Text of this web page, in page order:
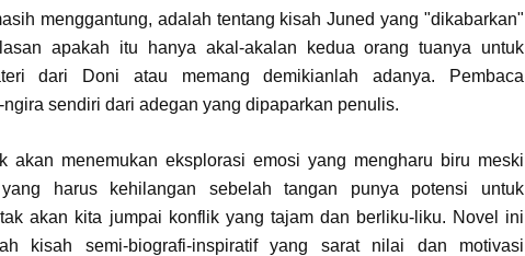
menggantung, adalah tentang kisah Juned yang "dikabarkan"
apakah itu hanya akal-akalan kedua orang tuanya untuk
dari Doni atau memang demikianlah adanya. Pembaca
sendiri dari adegan yang dipaparkan penulis.
akan menemukan eksplorasi emosi yang mengharu biru meski
harus kehilangan sebelah tangan punya potensi untuk
akan kita jumpai konflik yang tajam dan berliku-liku. Novel ini
kisah semi-biografi-inspiratif yang sarat nilai dan motivasi